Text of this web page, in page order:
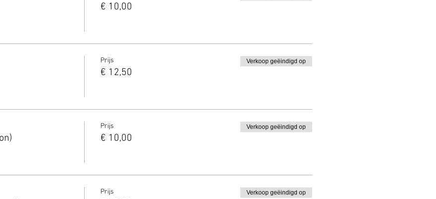
€ 10,00
Prijs
€ 12,50
Verkoop geëindigd op
Prijs
€ 10,00
Verkoop geëindigd op
Prijs Verkoop geëindigd op